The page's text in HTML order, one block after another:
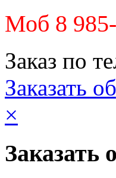
Моб 8
Заказ по
Заказать
×
Заказать